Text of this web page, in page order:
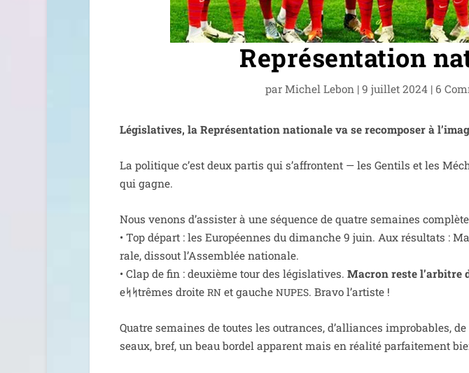
Représentation
parMichel Lebon |9 juillet 2024 | 6
Législatives, la Représentation natio­nale va se recom­po­ser à
La poli­tique c’est deux par­tis qui s’af­frontent — les Gentils et les
qui gagne.
Nous venons d’as­sis­ter à une séquence de quatre semaines
• Top départ : les Européennes du dimanche 9 juin. Aux résul­tats :
rale, dis­sout l’Assemblée natio­nale.
• Clap de fin : deuxième tour des légis­la­tives.Macron reste l’ar­bitre
eᛋᛋtrêmes droiteRN et gaucheNUPES. Bravo l’artiste !
Quatre semaines de toutes les outrances, d’al­liances impro­bables,
seaux, bref, un beau bor­del appa­rent mais en réa­li­té par­fai­te­ment